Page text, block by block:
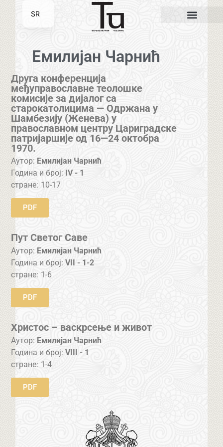
Емилијан Чарнић
Друга конференција
међуправославне теолошке
комисије за дијалог са
старокатолицима — Одржана у
Шамбезију (Женева) у
православном центру Цариградске
патријаршије од 16—24 октобра
1970.
Аутор: Емилијан Чарнић
Година и број: IV - 1
стране: 10-17
PDF
Пут Светог Саве
Аутор: Емилијан Чарнић
Година и број:VII - 1-2
стране: 1-6
PDF
Христос – васкрсење и живот
Аутор: Емилијан Чарнић
Година и број:VIII - 1
стране: 1-4
PDF
SR
EN